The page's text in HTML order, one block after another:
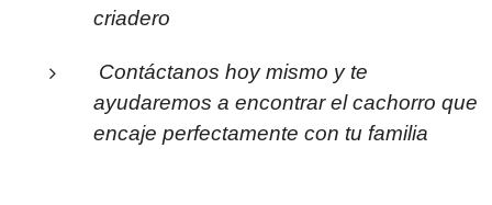
criadero
Contáctanos hoy mismo y te
ayudaremos a encontrar el cachorro que
encaje perfectamente con tu familia